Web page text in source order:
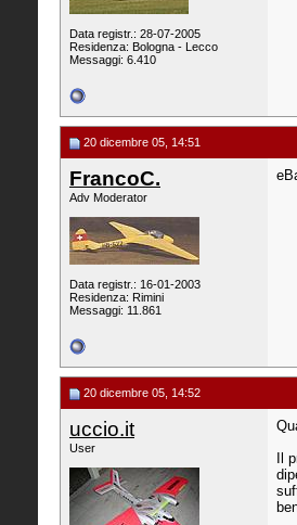
Data registr.: 28-07-2005
Residenza: Bologna - Lecco
Messaggi: 6.410
20 dicembre 05, 14:51
FrancoC.
Adv Moderator
Data registr.: 16-01-2003
Residenza: Rimini
Messaggi: 11.861
20 dicembre 05, 14:52
uccio.it
User
Il